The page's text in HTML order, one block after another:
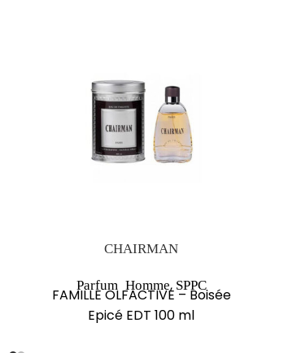
CHAIRMAN
Parfum Homme, SPPC
FAMILLE OLFACTIVE – Boisée
Epicé EDT 100 ml